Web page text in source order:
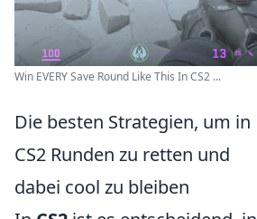
Win EVERY Save Round Like This In CS2 ...
Die besten Strategien, um in
CS2 Runden zu retten und
dabei cool zu bleiben